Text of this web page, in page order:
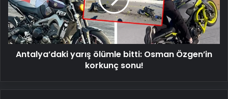
Özgen’in
korkunç
sonu!
Antalya’daki yarış ölümle bitti: Osman Özgen’in
korkunç sonu!